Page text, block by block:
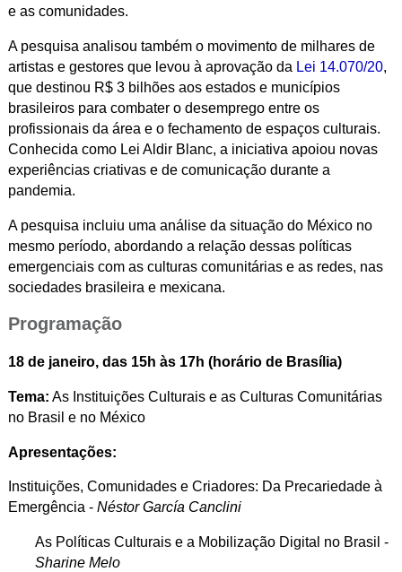
e as comunidades.
A pesquisa analisou também o movimento de milhares de
artistas e gestores que levou à aprovação da Lei 14.070/20,
que destinou R$ 3 bilhões aos estados e municípios
brasileiros para combater o desemprego entre os
profissionais da área e o fechamento de espaços culturais.
Conhecida como Lei Aldir Blanc, a iniciativa apoiou novas
experiências criativas e de comunicação durante a
pandemia.
A pesquisa incluiu uma análise da situação do México no
mesmo período, abordando a relação dessas políticas
emergenciais com as culturas comunitárias e as redes, nas
sociedades brasileira e mexicana.
Programação
18 de janeiro, das 15h às 17h (horário de Brasília)
Tema: As Instituições Culturais e as Culturas Comunitárias
no Brasil e no México
Apresentações:
Instituições, Comunidades e Criadores: Da Precariedade à
Emergência - Néstor García Canclini
As Políticas Culturais e a Mobilização Digital no Brasil -
Sharine Melo